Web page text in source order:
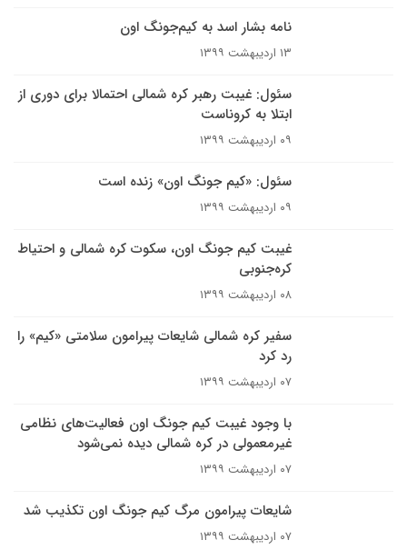
نامه بشار اسد به کیم‌جونگ اون
۱۳ اردیبهشت ۱۳۹۹
سئول: غیبت رهبر کره شمالی احتمالا برای دوری از
ابتلا به کروناست
۰۹ اردیبهشت ۱۳۹۹
سئول: «کیم جونگ اون» زنده است
۰۹ اردیبهشت ۱۳۹۹
غیبت کیم جونگ اون، سکوت کره شمالی و احتیاط
کره‌جنوبی
۰۸ اردیبهشت ۱۳۹۹
سفیر کره شمالی شایعات پیرامون سلامتی «کیم» را
رد کرد
۰۷ اردیبهشت ۱۳۹۹
با وجود غیبت کیم جونگ اون فعالیت‌های نظامی
غیرمعمولی در کره شمالی دیده نمی‌شود
۰۷ اردیبهشت ۱۳۹۹
شایعات پیرامون مرگ کیم جونگ اون تکذیب شد
۰۷ اردیبهشت ۱۳۹۹